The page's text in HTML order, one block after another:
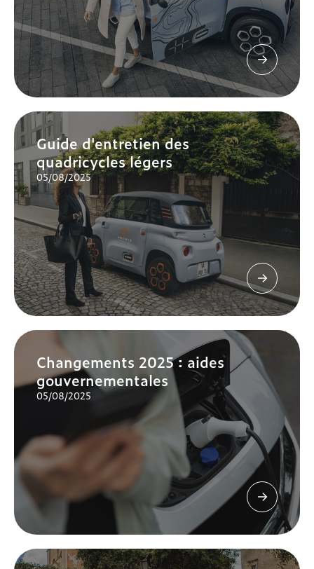
Guide d'entretien des
quadricycles légers
05/08/2025
Changements 2025 : aides
gouvernementales
05/08/2025